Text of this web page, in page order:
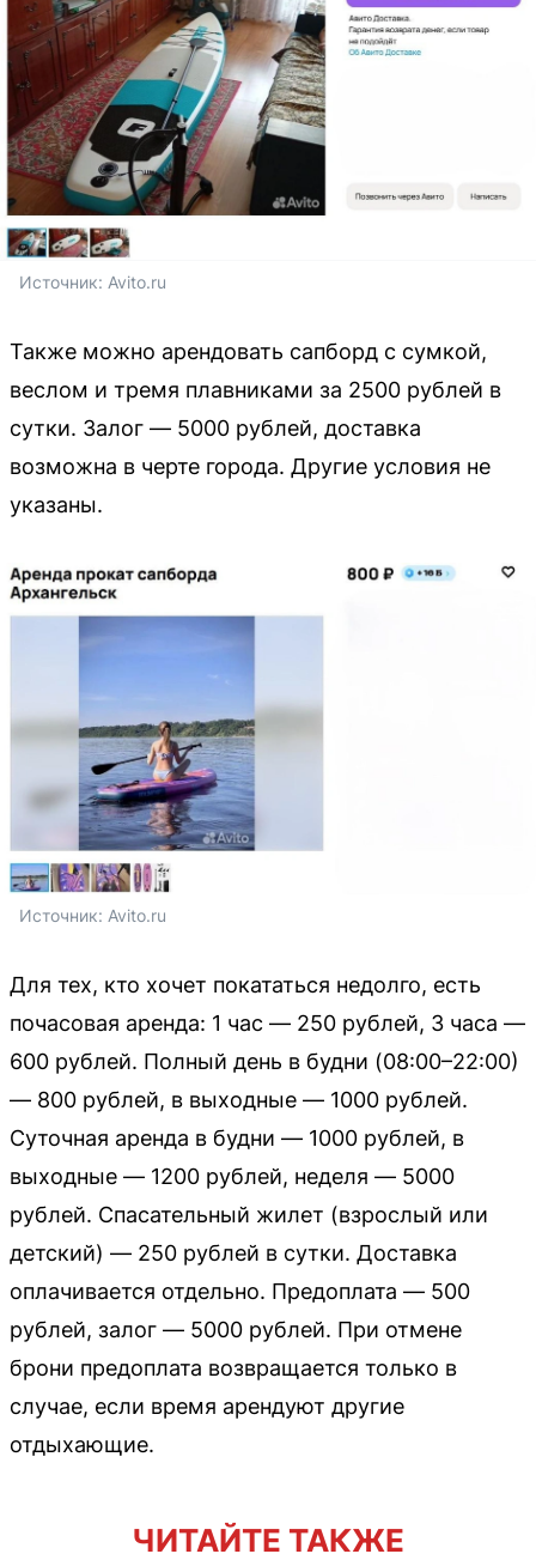
Источник: Avito.ru
Также можно арендовать сапборд с сумкой,
веслом и тремя плавниками за 2500 рублей в
сутки. Залог — 5000 рублей, доставка
возможна в черте города. Другие условия не
указаны.
Источник: Avito.ru
Для тех, кто хочет покататься недолго, есть
почасовая аренда: 1 час — 250 рублей, 3 часа —
600 рублей. Полный день в будни (08:00–22:00)
— 800 рублей, в выходные — 1000 рублей.
Суточная аренда в будни — 1000 рублей, в
выходные — 1200 рублей, неделя — 5000
рублей. Спасательный жилет (взрослый или
детский) — 250 рублей в сутки. Доставка
оплачивается отдельно. Предоплата — 500
рублей, залог — 5000 рублей. При отмене
брони предоплата возвращается только в
случае, если время арендуют другие
отдыхающие.
ЧИТАЙТЕ ТАКЖЕ